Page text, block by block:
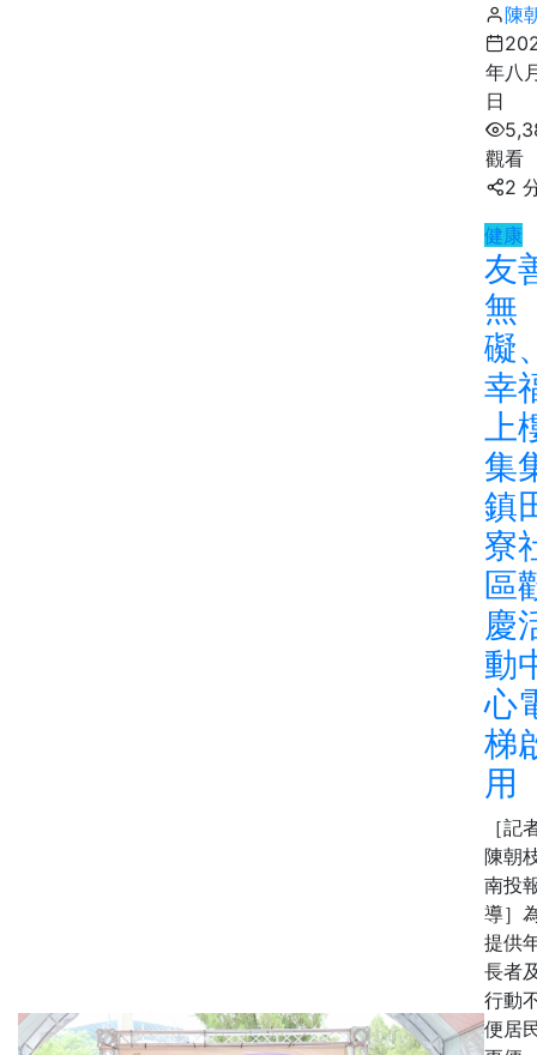
陳
年八
日
觀看
2
健康
友
無
礙
幸
上
集
鎮
寮
區
慶
動
心
梯
用
［記
陳朝
南投
導］
提供
長者
行動
便居